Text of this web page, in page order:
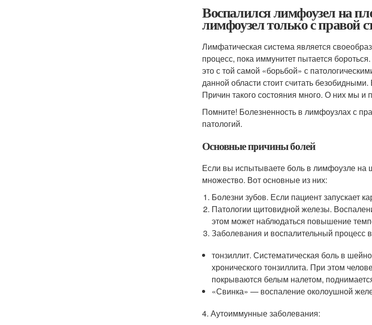
Воспалился лимфоузел на
лимфоузел только с правой
Лимфатическая система является
процесс, пока иммунитет пытается
это с той самой «борьбой» с
данной области стоит считать
Причин такого состояния много. О них мы и
Помните! Болезненность в лимфоузлах с
патологий.
Основные причины болей
Если вы испытываете боль в лимфоузле на
множество. Вот основные из них:
Болезни зубов. Если пациент запускает
Патологии щитовидной железы.
этом может наблюдаться повышение
Заболевания и воспалительный процесс
тонзиллит. Систематическая боль в
хронического тонзиллита. При этом
покрываются белым налетом,
«Свинка» — воспаление околоушной
4. Аутоиммунные заболевания: